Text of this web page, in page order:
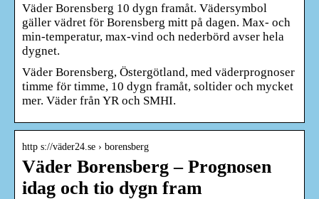
Väder Borensberg 10 dygn framåt. Vädersymbol
gäller vädret för Borensberg mitt på dagen. Max- och
min-temperatur, max-vind och nederbörd avser hela
dygnet.
Väder Borensberg, Östergötland, med väderprognoser
timme för timme, 10 dygn framåt, soltider och mycket
mer. Väder från YR och SMHI.
http s://väder24.se › borensberg
Väder Borensberg – Prognosen
idag och tio dygn fram